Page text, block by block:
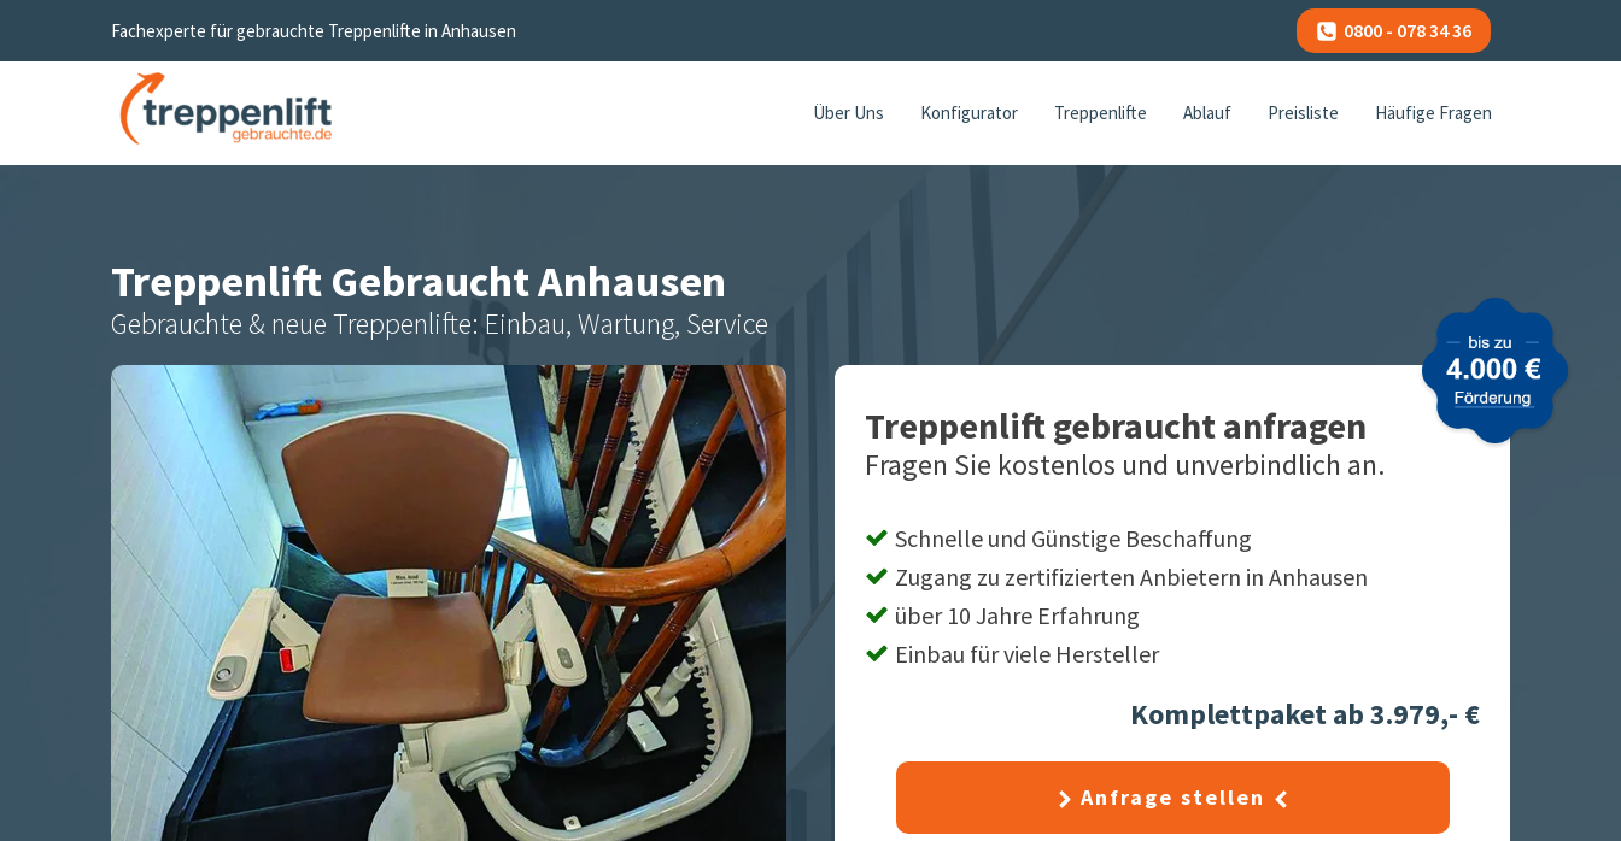
Fachexperte für gebrauchte Treppenlifte in Anhausen 0800 - 078 34 36
Über Uns Konfigurator Treppenlifte Ablauf Preisliste Häufige Fragen
Treppenlift GebrauchtAnhausen
Gebrauchte & neue Treppenlifte: Einbau, Wartung, Service
Treppenlift gebraucht anfragen
Fragen Sie kostenlos und unverbindlich an.
Schnelle und Günstige Beschaffung
Zugang zu zertifizierten Anbietern in Anhausen
über 10 Jahre Erfahrung
Einbau für viele Hersteller
Komplettpaket ab 3.979,- €
Anfrage stellen